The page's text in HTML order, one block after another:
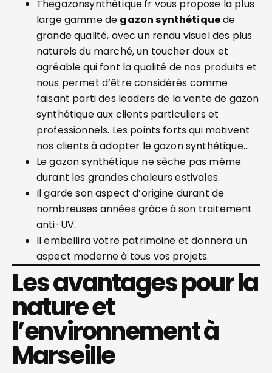
Thegazonsynthétique.fr vous propose la plus
large gamme de gazon synthétiquede
grande qualité, avec un rendu visuel des plus
naturels du marché, un toucher doux et
agréable qui font la qualité de nos produits et
nous permet d’être considérés comme
faisant parti des leaders de la vente de gazon
synthétique aux clients particuliers et
professionnels. Les points forts qui motivent
nos clients à adopter le gazon synthétique…
Le gazon synthétique ne sèche pas même
durant les grandes chaleurs estivales.
Il garde son aspect d’origine durant de
nombreuses années grâce à son traitement
anti-UV.
Il embellira votre patrimoine et donnera un
aspect moderne à tous vos projets.
Les avantages pour la
nature et
l’environnement à
Marseille